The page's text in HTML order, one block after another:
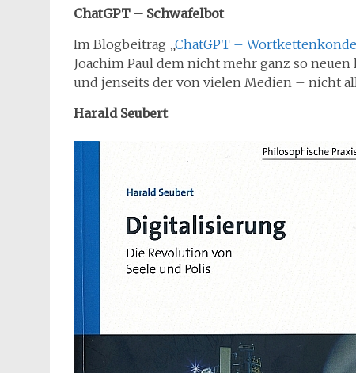
ChatGPT – Schwafelbot
Im Blogbeitrag „ChatGPT –
Joachim Paul dem nicht mehr ganz so
und jenseits der von vielen Medien – nicht
Harald Seubert